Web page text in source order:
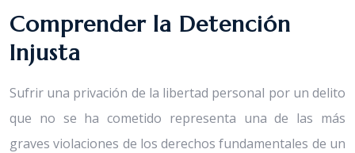
Comprender la Detención
Injusta
Sufrir una privación de la libertad personal por un delito
que no se ha cometido representa una de las más
graves violaciones de los derechos fundamentales de un